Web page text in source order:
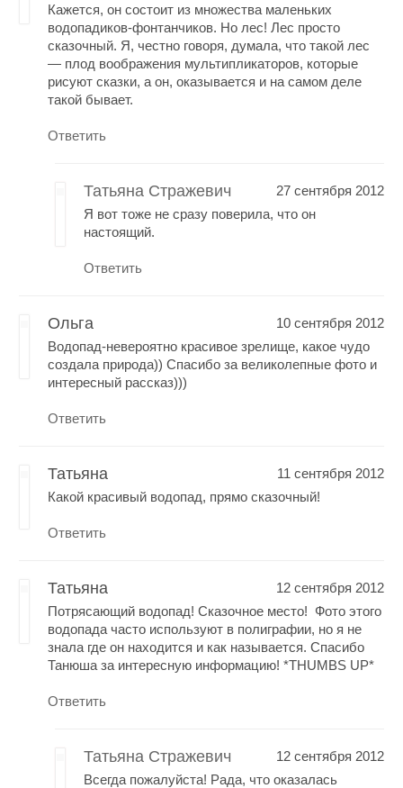
Кажется, он состоит из множества маленьких
водопадиков-фонтанчиков. Но лес! Лес просто
сказочный. Я, честно говоря, думала, что такой лес
— плод воображения мультипликаторов, которые
рисуют сказки, а он, оказывается и на самом деле
такой бывает.
Ответить
Татьяна Стражевич
27 сентября 2012
Я вот тоже не сразу поверила, что он
настоящий.
Ответить
Ольга
10 сентября 2012
Водопад-невероятно красивое зрелище, какое чудо
создала природа)) Спасибо за великолепные фото и
интересный рассказ)))
Ответить
Татьяна
11 сентября 2012
Какой красивый водопад, прямо сказочный!
Ответить
Татьяна
12 сентября 2012
Потрясающий водопад! Сказочное место! Фото этого
водопада часто используют в полиграфии, но я не
знала где он находится и как называется. Спасибо
Танюша за интересную информацию! *THUMBS UP*
Ответить
Татьяна Стражевич
12 сентября 2012
Всегда пожалуйста! Рада, что оказалась